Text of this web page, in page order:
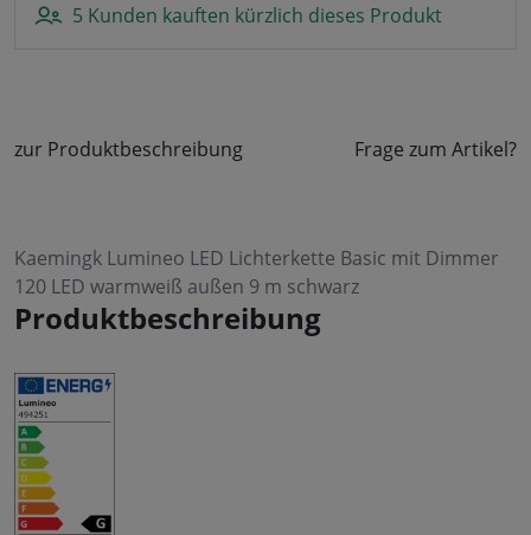
5 Kunden kauften kürzlich dieses Produkt
zur Produktbeschreibung Frage zum Artikel?
Kaemingk Lumineo LED Lichterkette Basic mit Dimmer
120 LED warmweiß außen 9 m schwarz
Produktbeschreibung